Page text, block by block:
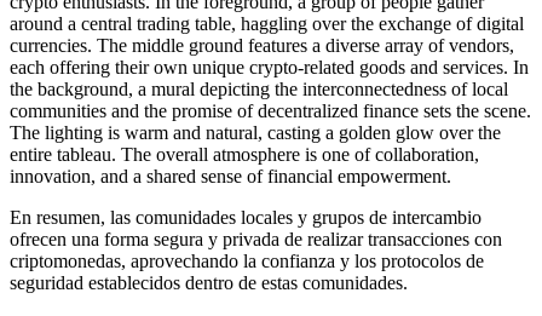
En resumen, las comunidades locales y grupos de intercambio
ofrecen una forma segura y privada de realizar transacciones con
criptomonedas, aprovechando la confianza y los protocolos de
seguridad establecidos dentro de estas comunidades.